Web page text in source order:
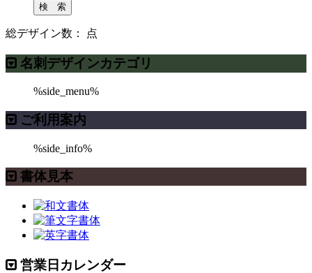
検 索
総デザイン数： 点
名刺デザインカテゴリ
%side_menu%
ご利用案内
%side_info%
書体見本
営業日カレンダー